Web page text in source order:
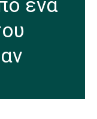
ένα